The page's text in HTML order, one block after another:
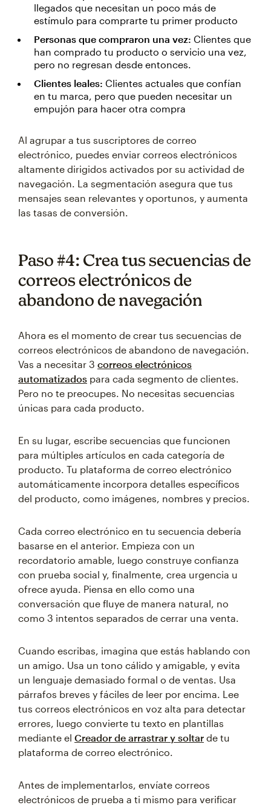
llegados que necesitan un poco más de
estímulo para comprarte tu primer producto
Personas que compraron una vez: Clientes que
han comprado tu producto o servicio una vez,
pero no regresan desde entonces.
Clientes leales: Clientes actuales que confían
en tu marca, pero que pueden necesitar un
empujón para hacer otra compra
Al agrupar a tus suscriptores de correo
electrónico, puedes enviar correos electrónicos
altamente dirigidos activados por su actividad de
navegación. La segmentación asegura que tus
mensajes sean relevantes y oportunos, y aumenta
las tasas de conversión.
Paso #4: Crea tus secuencias de
correos electrónicos de
abandono de navegación
Ahora es el momento de crear tus secuencias de
correos electrónicos de abandono de navegación.
Vas a necesitar 3 correos electrónicos
automatizados para cada segmento de clientes.
Pero no te preocupes. No necesitas secuencias
únicas para cada producto.
En su lugar, escribe secuencias que funcionen
para múltiples artículos en cada categoría de
producto. Tu plataforma de correo electrónico
automáticamente incorpora detalles específicos
del producto, como imágenes, nombres y precios.
Cada correo electrónico en tu secuencia debería
basarse en el anterior. Empieza con un
recordatorio amable, luego construye confianza
con prueba social y, finalmente, crea urgencia u
ofrece ayuda. Piensa en ello como una
conversación que fluye de manera natural, no
como 3 intentos separados de cerrar una venta.
Cuando escribas, imagina que estás hablando con
un amigo. Usa un tono cálido y amigable, y evita
un lenguaje demasiado formal o de ventas. Usa
párrafos breves y fáciles de leer por encima. Lee
tus correos electrónicos en voz alta para detectar
errores, luego convierte tu texto en plantillas
mediante el Creador de arrastrar y soltar de tu
plataforma de correo electrónico.
Antes de implementarlos, envíate correos
electrónicos de prueba a ti mismo para verificar